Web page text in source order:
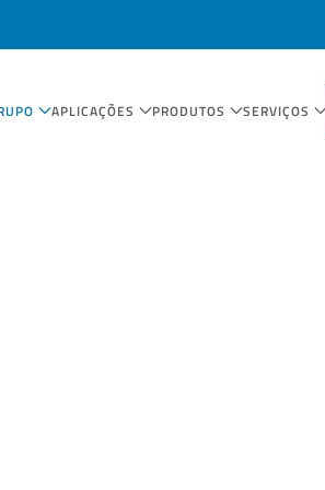
APLICAÇÕES PRODUTOS SERVIÇOS